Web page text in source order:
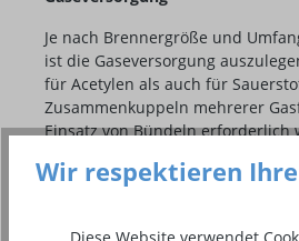
Je nach Brennergröße und
ist die Gaseversorgung
für Acetylen als auch für
Zusammenkuppeln mehrerer
Einsatz von Bündeln erforderlich
Wahl der Brennergröße
Wir respektieren